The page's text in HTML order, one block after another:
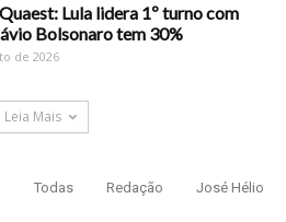
Lula lidera 1º turno com
Bolsonaro tem 30%
de 2026
Leia Mais
Todas Redação José Hélio